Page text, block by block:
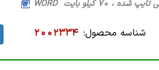
شناسه محصول: 2002334